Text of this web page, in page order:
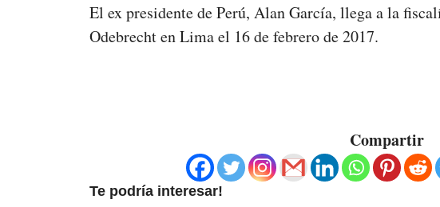
El ex presidente de Perú, Alan García, llega a la
Odebrecht en Lima el 16 de febrero de 2017.
Compartir
Te podría interesar!